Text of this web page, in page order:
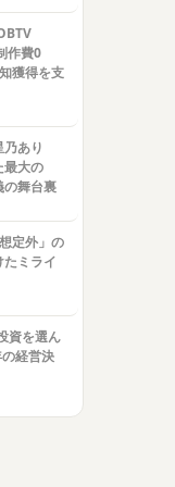
作費0
獲得を支
あり
最大の
の舞台裏
定外」の
ミライ
資を選ん
経営決